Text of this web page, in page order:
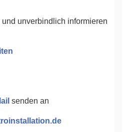
unverbindlich informieren
senden an